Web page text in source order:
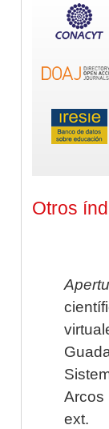
Otros
Arcos